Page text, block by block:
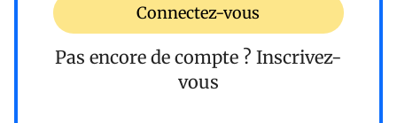
Connectez-vous
Pas encore de compte ? Inscrivez-
vous